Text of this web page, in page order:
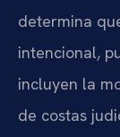
determina
intencional,
incluyen la
de costas